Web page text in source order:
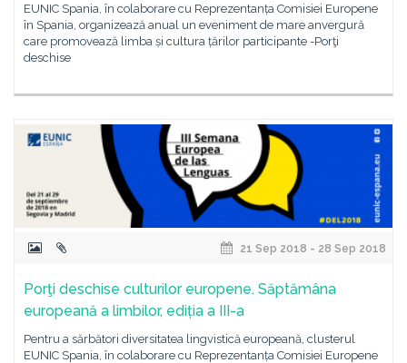
EUNIC Spania, în colaborare cu Reprezentanța Comisiei Europene
în Spania, organizează anual un eveniment de mare anvergură
care promovează limba și cultura țărilor participante -Porţi
deschise
21 Sep 2018 - 28 Sep 2018
Porţi deschise culturilor europene. Săptămâna
europeană a limbilor, ediția a III-a
Pentru a sărbători diversitatea lingvistică europeană, clusterul
EUNIC Spania, în colaborare cu Reprezentanța Comisiei Europene